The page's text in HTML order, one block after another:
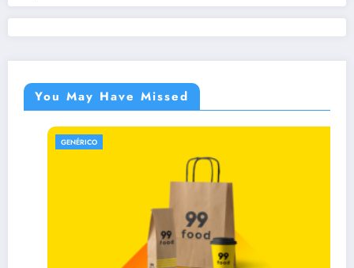
You May Have Missed
GENÉRICO